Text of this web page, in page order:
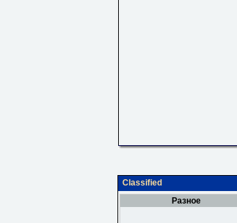
Classified
Разное